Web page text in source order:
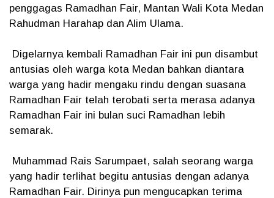
penggagas Ramadhan Fair, Mantan Wali Kota Medan
Rahudman Harahap dan Alim Ulama.
Digelarnya kembali Ramadhan Fair ini pun disambut
antusias oleh warga kota Medan bahkan diantara
warga yang hadir mengaku rindu dengan suasana
Ramadhan Fair telah terobati serta merasa adanya
Ramadhan Fair ini bulan suci Ramadhan lebih
semarak.
Muhammad Rais Sarumpaet, salah seorang warga
yang hadir terlihat begitu antusias dengan adanya
Ramadhan Fair. Dirinya pun mengucapkan terima